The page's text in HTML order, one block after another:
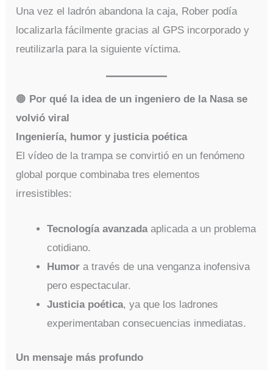
Una vez el ladrón abandona la caja, Rober podía
localizarla fácilmente gracias al GPS incorporado y
reutilizarla para la siguiente víctima.
🟠 Por qué la idea de un ingeniero de la Nasa se
volvió viral
Ingeniería, humor y justicia poética
El vídeo de la trampa se convirtió en un fenómeno
global porque combinaba tres elementos
irresistibles:
Tecnología avanzadaaplicada a un problema
cotidiano.
Humor a través de una venganza inofensiva
pero espectacular.
Justicia poética, ya que los ladrones
experimentaban consecuencias inmediatas.
Un mensaje más profundo